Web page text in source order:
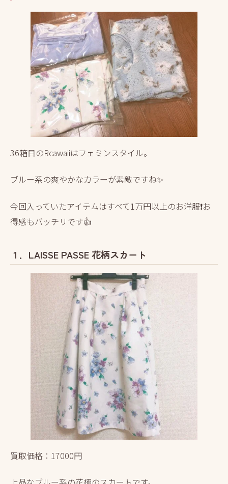
36箱目のRcawaiiはフェミンスタイル。
ブルー系の爽やかなカラーが素敵ですね✨
今回入っていたアイテムはすべて1万円以上のお洋服❗お
得感もバッチリです👍
１．LAISSE PASSE 花柄スカート
買取価格：17000円